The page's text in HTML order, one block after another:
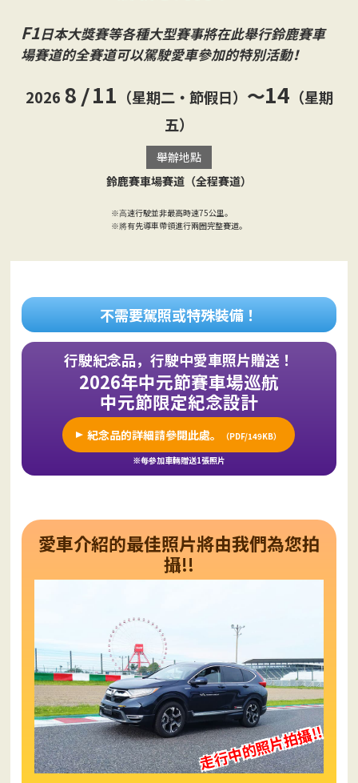
F1日本大獎賽等各種大型賽事將在此舉行鈴鹿賽車
場賽道的全賽道可以駕駛愛車參加的特別活動！
2026 8 /11 （星期二・節假日） 〜14 （星期
五）
舉辦地點
鈴鹿賽車場賽道（全程賽道）
※高速行駛並非最高時速75公里。
※將有先導車帶領進行兩圈完整賽道。
不需要駕照或特殊裝備！
行駛紀念品，行駛中愛車照片贈送！
2026年中元節賽車場巡航
中元節限定紀念設計
紀念品的詳細請參閱此處。 （PDF/149KB）
※每參加車輛贈送1張照片
愛車介紹的最佳照片將由我們為您拍
攝!!
走行中的照片拍攝!!